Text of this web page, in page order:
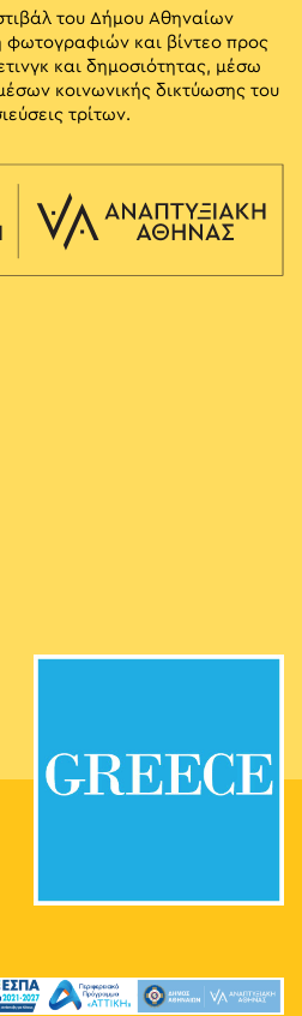
του Δήμου Αθηναίων
φωτογραφιών και βίντεο προς
και δημοσιότητας, μέσω
κοινωνικής δικτύωσης του
τρίτων.